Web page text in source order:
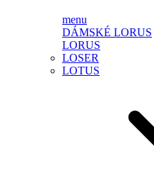
menu
DÁMSKÉ LORUS
LORUS
LOSER
LOTUS